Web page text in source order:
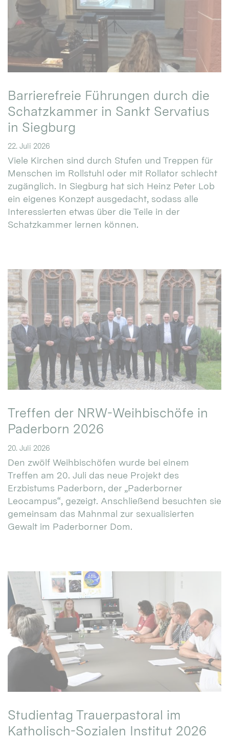
Barrierefreie Führungen durch die
Schatzkammer in Sankt Servatius
in Siegburg
22. Juli 2026
Viele Kirchen sind durch Stufen und Treppen für
Menschen im Rollstuhl oder mit Rollator schlecht
zugänglich. In Siegburg hat sich Heinz Peter Lob
ein eigenes Konzept ausgedacht, sodass alle
Interessierten etwas über die Teile in der
Schatzkammer lernen können.
Treffen der NRW-Weihbischöfe in
Paderborn 2026
20. Juli 2026
Den zwölf Weihbischöfen wurde bei einem
Treffen am 20. Juli das neue Projekt des
Erzbistums Paderborn, der „Paderborner
Leocampus“, gezeigt. Anschließend besuchten sie
gemeinsam das Mahnmal zur sexualisierten
Gewalt im Paderborner Dom.
Studientag Trauerpastoral im
Katholisch-Sozialen Institut 2026